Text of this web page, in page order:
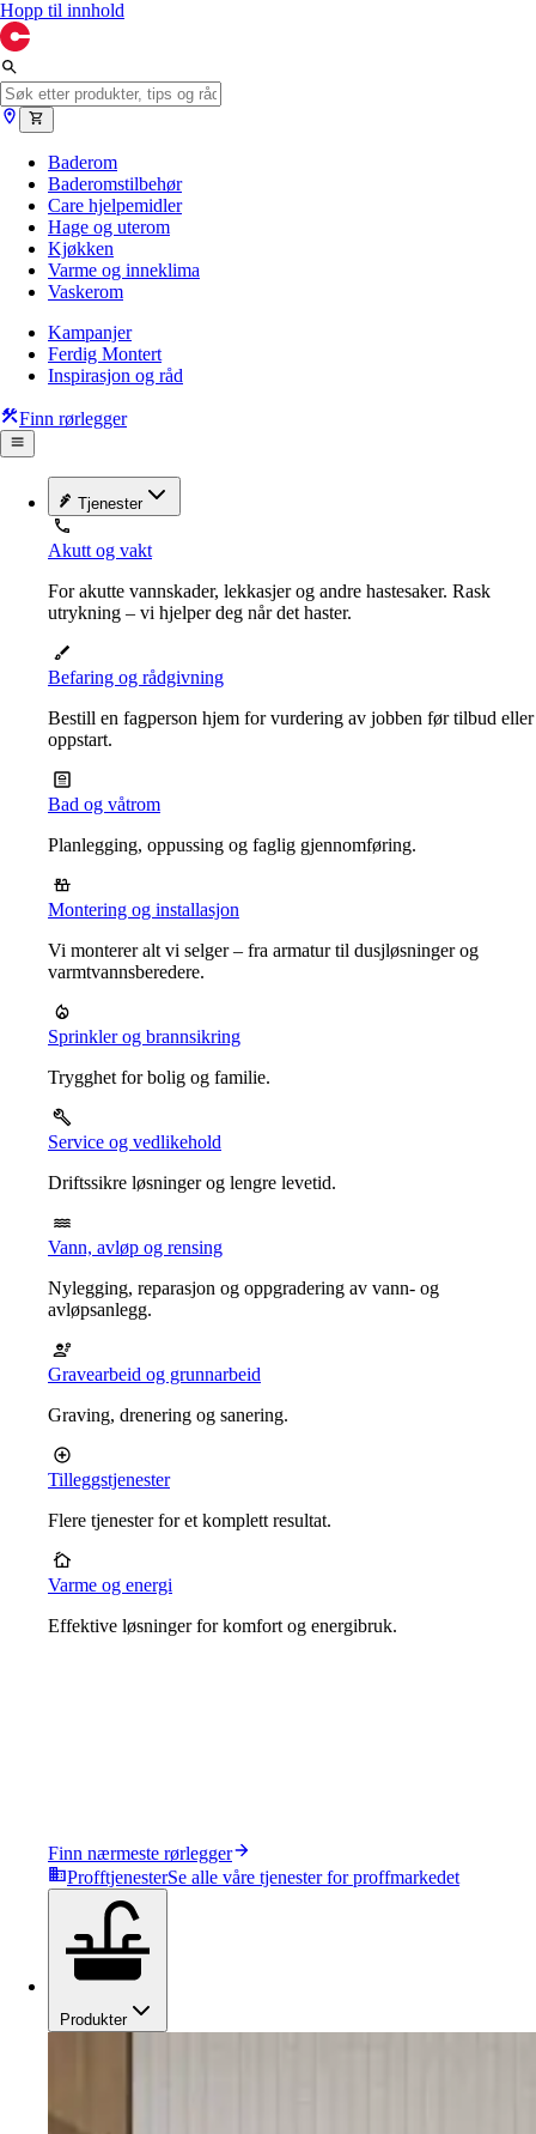
Hopp til innhold
Baderom
Baderomstilbehør
Care hjelpemidler
Hage og uterom
Kjøkken
Varme og inneklima
Vaskerom
Kampanjer
Ferdig Montert
Inspirasjon og råd
Finn rørlegger
Tjenester
Akutt og vakt
For akutte vannskader, lekkasjer og andre hastesaker. Rask
utrykning – vi hjelper deg når det haster.
Befaring og rådgivning
Bestill en fagperson hjem for vurdering av jobben før tilbud eller
oppstart.
Bad og våtrom
Planlegging, oppussing og faglig gjennomføring.
Montering og installasjon
Vi monterer alt vi selger – fra armatur til dusjløsninger og
varmtvannsberedere.
Sprinkler og brannsikring
Trygghet for bolig og familie.
Service og vedlikehold
Driftssikre løsninger og lengre levetid.
Vann, avløp og rensing
Nylegging, reparasjon og oppgradering av vann- og
avløpsanlegg.
Gravearbeid og grunnarbeid
Graving, drenering og sanering.
Tilleggstjenester
Flere tjenester for et komplett resultat.
Varme og energi
Effektive løsninger for komfort og energibruk.
Finn nærmeste rørlegger
ProfftjenesterSe alle våre tjenester for proffmarkedet
Produkter